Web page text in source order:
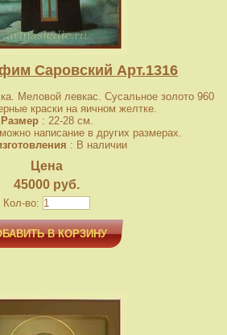
Саровский Арт.1316
Меловой левкас. Сусальное золото 960
краски на яичном желтке.
Размер: 22-28 см.
написание в других размерах.
: В наличии
Цена
45000 руб.
Кол-во:
В КОРЗИНУ